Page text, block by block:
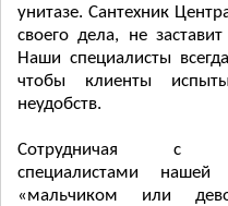
унитазе. Сантехник
своего дела, не
Наши специалисты
чтобы клиенты
неудобств.
Сотрудничая с
специалистами
«мальчиком или